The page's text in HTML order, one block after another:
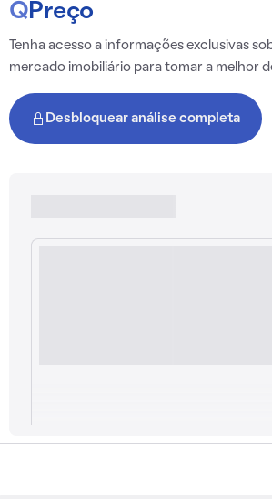
Q Preço
Tenha acesso a informações exclusivas
mercado imobiliário para tomar a melhor
Desbloquear análise completa